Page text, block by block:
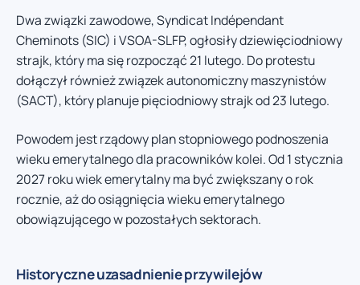
Dwa związki zawodowe, Syndicat Indépendant
Cheminots (SIC) i VSOA-SLFP, ogłosiły dziewięciodniowy
strajk, który ma się rozpocząć 21 lutego. Do protestu
dołączył również związek autonomiczny maszynistów
(SACT), który planuje pięciodniowy strajk od 23 lutego.
Powodem jest rządowy plan stopniowego podnoszenia
wieku emerytalnego dla pracowników kolei. Od 1 stycznia
2027 roku wiek emerytalny ma być zwiększany o rok
rocznie, aż do osiągnięcia wieku emerytalnego
obowiązującego w pozostałych sektorach.
Historyczne uzasadnienie przywilejów